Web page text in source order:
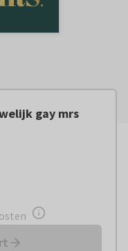
gay mrs